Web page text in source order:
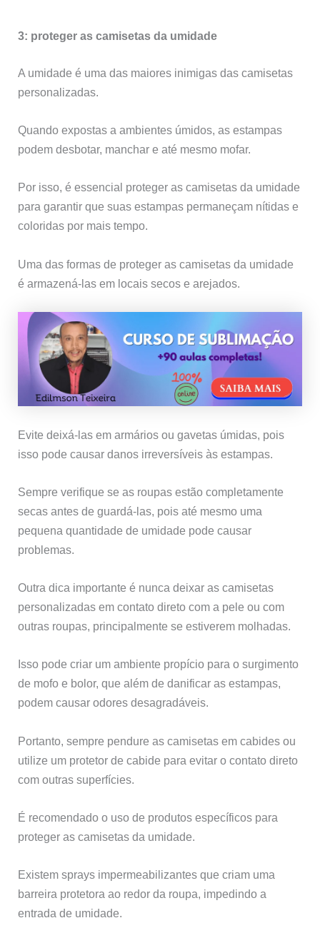
3: proteger as camisetas da umidade
A umidade é uma das maiores inimigas das camisetas
personalizadas.
Quando expostas a ambientes úmidos, as estampas
podem desbotar, manchar e até mesmo mofar.
Por isso, é essencial proteger as camisetas da umidade
para garantir que suas estampas permaneçam nítidas e
coloridas por mais tempo.
Uma das formas de proteger as camisetas da umidade
é armazená-las em locais secos e arejados.
Evite deixá-las em armários ou gavetas úmidas, pois
isso pode causar danos irreversíveis às estampas.
Sempre verifique se as roupas estão completamente
secas antes de guardá-las, pois até mesmo uma
pequena quantidade de umidade pode causar
problemas.
Outra dica importante é nunca deixar as camisetas
personalizadas em contato direto com a pele ou com
outras roupas, principalmente se estiverem molhadas.
Isso pode criar um ambiente propício para o surgimento
de mofo e bolor, que além de danificar as estampas,
podem causar odores desagradáveis.
Portanto, sempre pendure as camisetas em cabides ou
utilize um protetor de cabide para evitar o contato direto
com outras superfícies.
É recomendado o uso de produtos específicos para
proteger as camisetas da umidade.
Existem sprays impermeabilizantes que criam uma
barreira protetora ao redor da roupa, impedindo a
entrada de umidade.